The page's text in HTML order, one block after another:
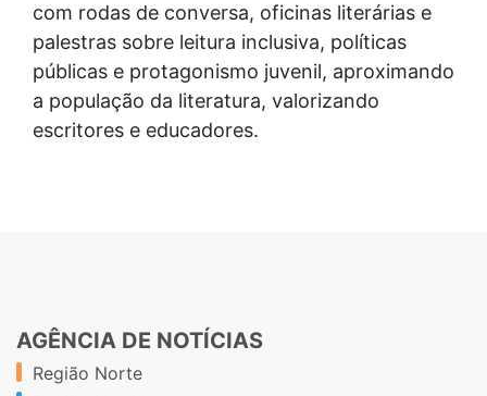
com rodas de conversa, oficinas literárias e
palestras sobre leitura inclusiva, políticas
públicas e protagonismo juvenil, aproximando
a população da literatura, valorizando
escritores e educadores.
AGÊNCIA DE NOTÍCIAS
Região Norte